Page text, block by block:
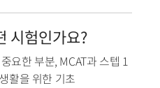
시험인가요?
요한 부분, MCAT과 스텝 1
활을 위한 기초